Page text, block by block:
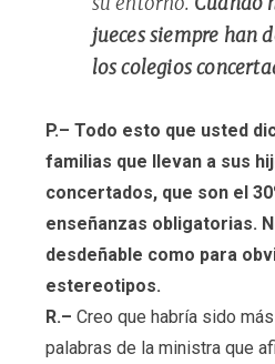
jueces siempre han
los colegios
P.– Todo esto que usted
familias que llevan a sus
concertados, que son el
enseñanzas obligatorias.
desdeñable como para
estereotipos.
R.– Creo que habría sido
palabras de la ministra que